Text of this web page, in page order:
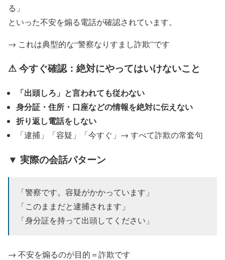
る」
といった不安を煽る電話が確認されています。
→ これは典型的な“警察なりすまし詐欺”です
⚠ 今すぐ確認：絶対にやってはいけないこと
「出頭しろ」と言われても従わない
身分証・住所・口座などの情報を絶対に伝えない
折り返し電話をしない
「逮捕」「容疑」「今すぐ」→ すべて詐欺の常套句
▼ 実際の会話パターン
「警察です。容疑がかかっています」
「このままだと逮捕されます」
「身分証を持って出頭してください」
→ 不安を煽るのが目的＝詐欺です